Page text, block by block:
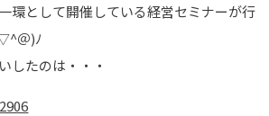
環として開催している経営セミナーが行
＠)ﾉ
したのは・・・